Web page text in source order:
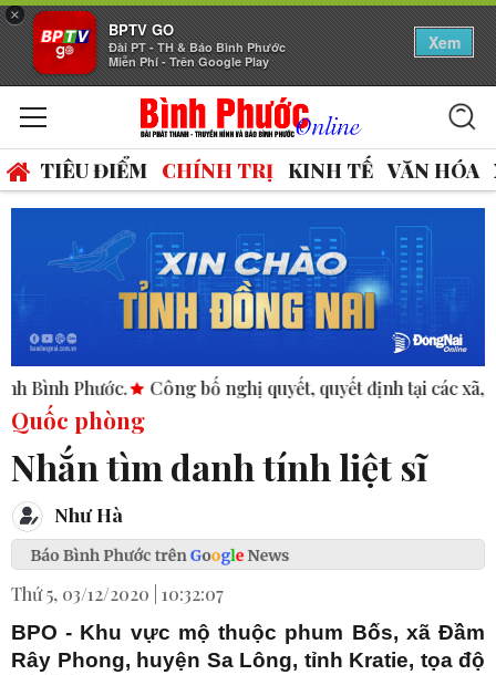
×
BPTV GO
Đài PT - TH & Báo Bình Phước
Miễn Phí - Trên Google Play
Xem
TIÊU ĐIỂM CHÍNH TRỊ KINH TẾ VĂN HÓA
Công bố nghị quyết, quyết định tại các xã, phường.
Quốc phòng
Nhắn tìm danh tính liệt sĩ
Như Hà
Thứ 5, 03/12/2020 | 10:32:07
BPO - Khu vực mộ thuộc phum Bốs, xã Đầm
Rây Phong, huyện Sa Lông, tỉnh Kratie, tọa độ